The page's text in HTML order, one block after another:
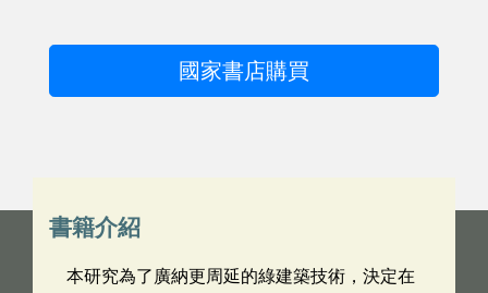
國家書店購買
書籍介紹
本研究為了廣納更周延的綠建築技術，決定在